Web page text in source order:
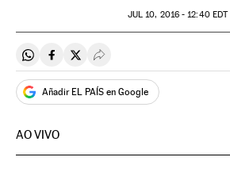
JUL 10, 2016 - 12:40EDT
Compartir en Whatsapp
Compartir en Facebook
Compartir en Twitter
Desplegar Redes
Añadir EL PAÍS en Google
AO VIVO